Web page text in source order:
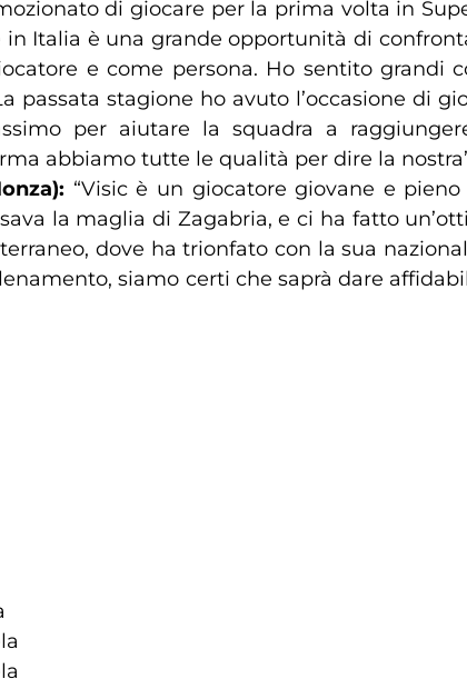
di giocare per la prima volta in
in Italia è una grande opportunità di
e come persona. Ho sentito grandi
passata stagione ho avuto l’occasione di
per aiutare la squadra a
abbiamo tutte le qualità per dire la
“Visic è un giocatore giovane e
la maglia di Zagabria, e ci ha fatto
dove ha trionfato con la sua
siamo certi che saprà dare